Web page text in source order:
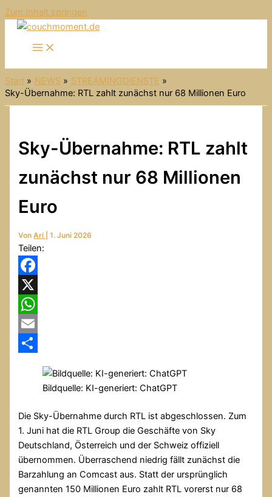
Zum Inhalt springen
Start NEWS
STREAMINGDIENSTE
Sky-Übernahme: RTL zahlt zunächst nur 68 Millionen Euro
Sky-Übernahme: RTL zahlt
zunächst nur 68 Millionen
Euro
VonAri |1. Juni 2026
Teilen:
Facebook
X
WhatsApp
Email
Bildquelle: KI-generiert: ChatGPT
Die Sky-Übernahme durch RTL ist abgeschlossen. Zum
1. Juni hat die RTL Group die Geschäfte von Sky
Deutschland, Österreich und der Schweiz offiziell
übernommen. Überraschend niedrig fällt zunächst die
Barzahlung an Comcast aus. Statt der ursprünglich
genannten 150 Millionen Euro zahlt RTL vorerst nur 68